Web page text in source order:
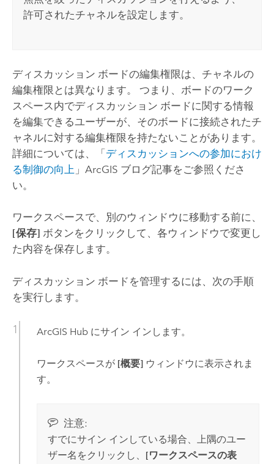
許可されたチャネルを設定します。
ディスカッション ボードの編集権限は、チャネルの
編集権限とは異なります。 つまり、ボードのワーク
スペース内でディスカッション ボードに関する情報
を編集できるユーザーが、そのボードに接続されたチ
ャネルに対する編集権限を持たないことがあります。
詳細については、「ディスカッションへの参加におけ
る制御の向上 」ArcGIS ブログ記事をご参照くださ
い。
ワークスペースで、別のウィンドウに移動する前に、
[保存] ボタンをクリックして、各ウィンドウで変更し
た内容を保存します。
ディスカッション ボードを管理するには、次の手順
を実行します。
ArcGIS Hubにサイン インします。
ワークスペースが [概要]ウィンドウに表示されま
す。
注意:
すでにサイン インしている場合、上隅のユー
ザー名をクリックし、 [ワークスペースの表